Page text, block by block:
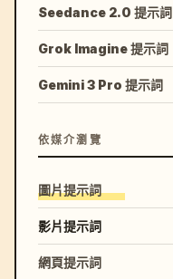
Seedance 2.0 提示詞
Grok Imagine 提示詞
Gemini 3 Pro 提示詞
依媒介瀏覽
圖片提示詞
影片提示詞
網頁提示詞